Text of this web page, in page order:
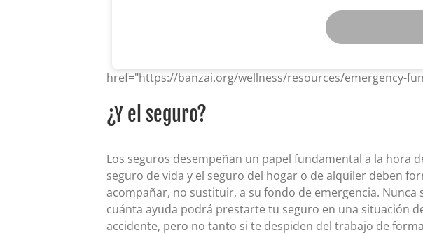
href="https://banzai.org/wellness/resources/emergency-
¿Y el seguro?
Los seguros desempeñan un papel fundamental a la hora
seguro de vida y el seguro del hogar o de alquiler deben
acompañar, no sustituir, a su fondo de emergencia.
cuánta ayuda podrá prestarte tu seguro en una situación
accidente, pero no tanto si te despiden del trabajo de